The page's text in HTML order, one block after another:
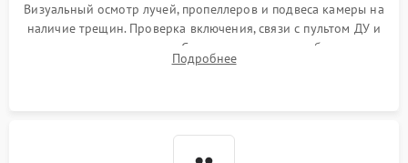
Визуальный осмотр лучей, пропеллеров и подвеса камеры на
наличие трещин. Проверка включения, связи с пультом ДУ и
передачи видеосигнала. Считывание логов ошибок через
полетное ПО для определения характера неисправности.
Подробнее